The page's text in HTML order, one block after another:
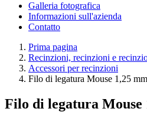
Galleria fotografica
Informazioni sull'azienda
Contatto
Prima pagina
Recinzioni, recinzioni e
Accessori per recinzioni
Filo di legatura Mouse 1,25
Filo di legatura Mouse